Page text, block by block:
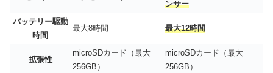
ンサー
バッテリー駆動
時間
最大8時間 最大12時間
拡張性
microSDカード（最大
256GB）
microSDカード（最大
256GB）